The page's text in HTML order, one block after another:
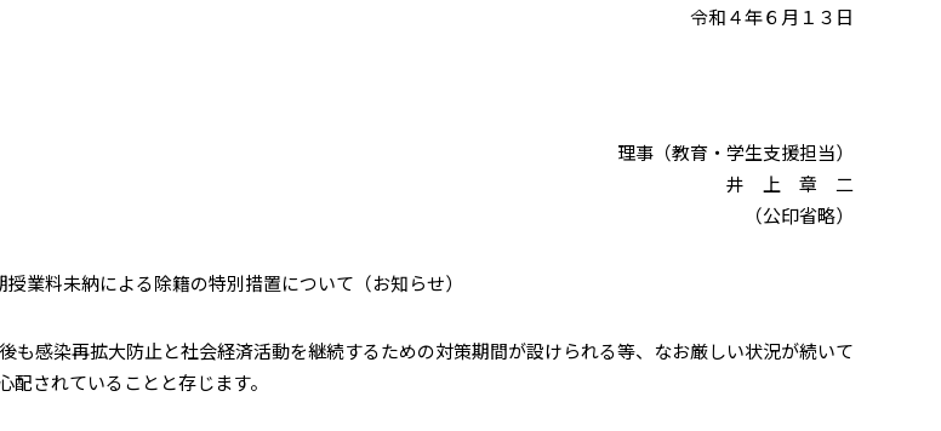
令和４年６月１３日
理事（教育・学生支援担当）
井 上 章 二
（公印省略）
業料未納による除籍の特別措置について（お知らせ）
感染再拡大防止と社会経済活動を継続するための対策期間が設けられる等、なお厳しい状況が続いて
されていることと存じます。